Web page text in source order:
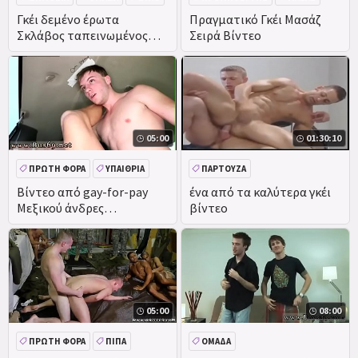
Γκέι δεμένο έρωτα
Σκλάβος ταπεινωμένος
στο δημόσιο και
πατήσαμε σε δύσκολη
ομάδα διάολο σεξ βίντεο
BDSM
Πραγματικό Γκέι Μασάζ
Σειρά Βίντεο
ΜΕΓΆΛΟ ΚΑΒΛΊ
05:00
Βίντεο από gay-for-pay
Μεξικού άνδρες
ομοφυλοφιλικό σεξ Πρώτη
Φορά ενθουσιασμένος για
να
ΠΡΏΤΗ ΦΟΡΆ
ΥΠΑΊΘΡΙΑ
ΠΡΑΓΜΑΤΙΚΌΤΗΤΑ
01:30:10
ένα από τα καλύτερα γκέι
βίντεο
ΠΑΡΤΟΎΖΑ
05:00
ΠΡΏΤΗ ΦΟΡΆ
ΠΊΠΑ
08:00
ΟΜΆΔΑ